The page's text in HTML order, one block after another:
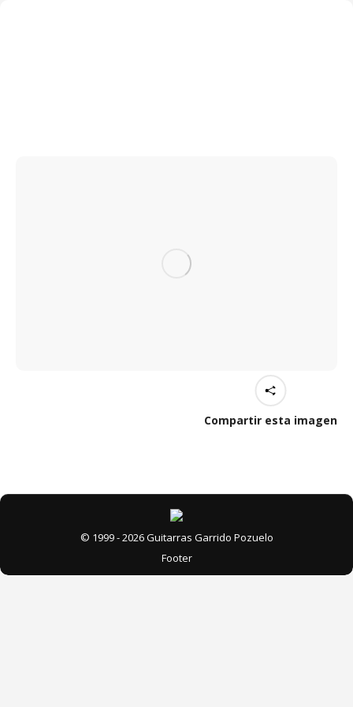
Compartir esta imagen
© 1999 - 2026 Guitarras Garrido Pozuelo
Footer